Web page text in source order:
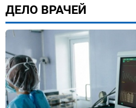
ДЕЛО ВРАЧЕЙ